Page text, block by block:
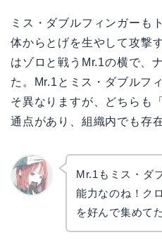
ミス・ダブルフィンガーも
体からとげを生やして攻撃
はゾロと戦うMr.1の横で、
た。Mr.1とミス・ダブルフ
そ異なりますが、どちらも
通点があり、組織内でも存
Mr.1もミス・ダ
能力なのね！ク
を好んで集めて